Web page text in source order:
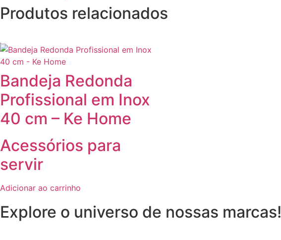
Produtos relacionados
Bandeja Redonda
Profissional em Inox
40 cm – Ke Home
Acessórios para
servir
Adicionar ao carrinho
Explore o universo de nossas marcas!